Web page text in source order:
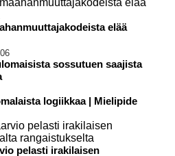
elää
sossutuen saajista
logiikkaa | Mielipide
pelasti irakilaisen